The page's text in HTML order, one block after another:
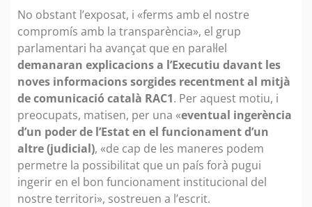
No obstant l’exposat, i «ferms amb el nostre
compromís amb la transparència», el grup
parlamentari ha avançat que en paral·lel
demanaran explicacions a l’Executiu davant les
noves informacions sorgides recentment al mitjà
de comunicació català RAC1. Per aquest motiu, i
preocupats, matisen, per una «eventual ingerència
d’un poder de l’Estat en el funcionament d’un
altre (judicial), «de cap de les maneres podem
permetre la possibilitat que un país forà pugui
ingerir en el bon funcionament institucional del
nostre territori», sostreuen a l’escrit.